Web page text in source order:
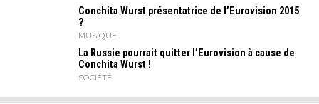
Conchita Wurst présentatrice de l’Eurovision 2015
?
MUSIQUE
La Russie pourrait quitter l’Eurovision à cause de
Conchita Wurst !
SOCIÉTÉ